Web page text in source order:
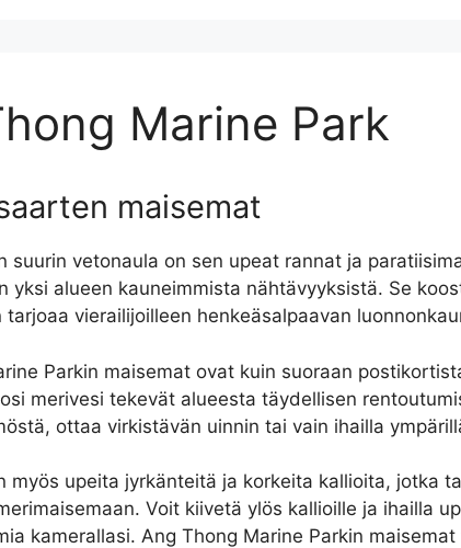
Marine Park
maisemat
suurin vetonaula on sen upeat rannat ja
yksi alueen kauneimmista nähtävyyksistä. Se
tarjoaa vierailijoilleen henkeäsalpaavan
Parkin maisemat ovat kuin suoraan
merivesi tekevät alueesta täydellisen
ottaa virkistävän uinnin tai vain ihailla
myös upeita jyrkänteitä ja korkeita kallioita, jotka
Voit kiivetä ylös kallioille ja ihailla
kamerallasi. Ang Thong Marine Parkin